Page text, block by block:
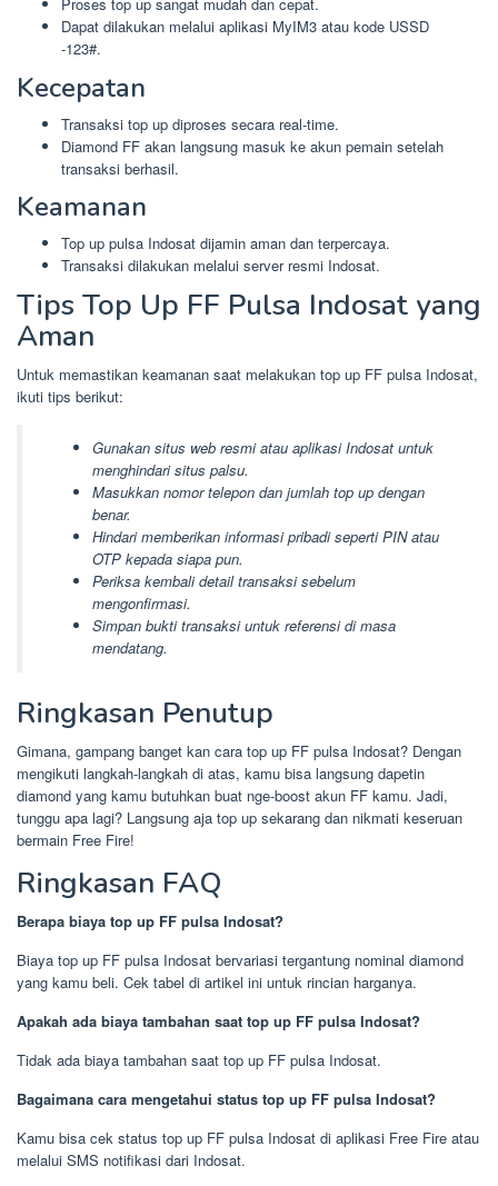
Proses top up sangat mudah dan cepat.
Dapat dilakukan melalui aplikasi MyIM3 atau kode USSD
-123#.
Kecepatan
Transaksi top up diproses secara real-time.
Diamond FF akan langsung masuk ke akun pemain setelah
transaksi berhasil.
Keamanan
Top up pulsa Indosat dijamin aman dan terpercaya.
Transaksi dilakukan melalui server resmi Indosat.
Tips Top Up FF Pulsa Indosat yang
Aman
Untuk memastikan keamanan saat melakukan top up FF pulsa Indosat,
ikuti tips berikut:
Gunakan situs web resmi atau aplikasi Indosat untuk
menghindari situs palsu.
Masukkan nomor telepon dan jumlah top up dengan
benar.
Hindari memberikan informasi pribadi seperti PIN atau
OTP kepada siapa pun.
Periksa kembali detail transaksi sebelum
mengonfirmasi.
Simpan bukti transaksi untuk referensi di masa
mendatang.
Ringkasan Penutup
Gimana, gampang banget kan cara top up FF pulsa Indosat? Dengan
mengikuti langkah-langkah di atas, kamu bisa langsung dapetin
diamond yang kamu butuhkan buat nge-boost akun FF kamu. Jadi,
tunggu apa lagi? Langsung aja top up sekarang dan nikmati keseruan
bermain Free Fire!
Ringkasan FAQ
Berapa biaya top up FF pulsa Indosat?
Biaya top up FF pulsa Indosat bervariasi tergantung nominal diamond
yang kamu beli. Cek tabel di artikel ini untuk rincian harganya.
Apakah ada biaya tambahan saat top up FF pulsa Indosat?
Tidak ada biaya tambahan saat top up FF pulsa Indosat.
Bagaimana cara mengetahui status top up FF pulsa Indosat?
Kamu bisa cek status top up FF pulsa Indosat di aplikasi Free Fire atau
melalui SMS notifikasi dari Indosat.